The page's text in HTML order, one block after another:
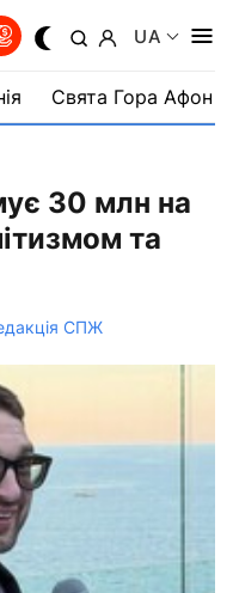
UA
Свята Гора Афон
30 млн на
та
СПЖ